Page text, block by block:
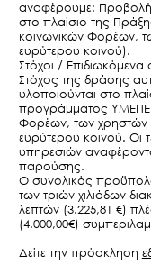
Νέα –
αναφέρουμε: Προβολή
στο πλαίσιο της
κοινωνικών Φορέων,
ευρύτερου κοινού).
Στόχοι / Επιδιωκόμενα
Στόχος της δράσης
υλοποιούνται στο
προγράμματος
Φορέων, των χρηστών
ευρύτερου κοινού. Οι
υπηρεσιών
παρούσης.
Ο συνολικός
των τριών χιλιάδων
λεπτών (3.225,81 €)
(4.000,00€)
Δείτε την πρόσκληση